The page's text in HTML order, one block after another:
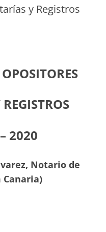
y Registros
2020
Notario de
Canaria)